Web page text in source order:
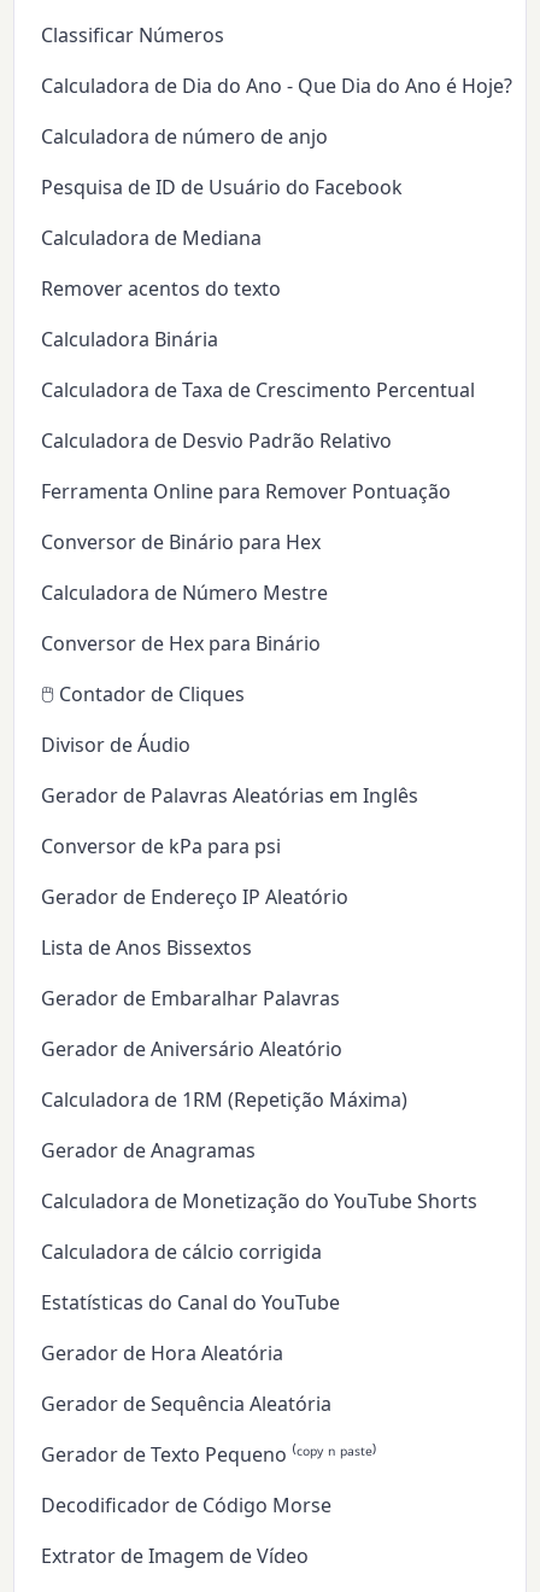
Classificar Números
Calculadora de Dia do Ano - Que Dia do Ano é Hoje?
Calculadora de número de anjo
Pesquisa de ID de Usuário do Facebook
Calculadora de Mediana
Remover acentos do texto
Calculadora Binária
Calculadora de Taxa de Crescimento Percentual
Calculadora de Desvio Padrão Relativo
Ferramenta Online para Remover Pontuação
Conversor de Binário para Hex
Calculadora de Número Mestre
Conversor de Hex para Binário
🖱️ Contador de Cliques
Divisor de Áudio
Gerador de Palavras Aleatórias em Inglês
Conversor de kPa para psi
Gerador de Endereço IP Aleatório
Lista de Anos Bissextos
Gerador de Embaralhar Palavras
Gerador de Aniversário Aleatório
Calculadora de 1RM (Repetição Máxima)
Gerador de Anagramas
Calculadora de Monetização do YouTube Shorts
Calculadora de cálcio corrigida
Estatísticas do Canal do YouTube
Gerador de Hora Aleatória
Gerador de Sequência Aleatória
Gerador de Texto Pequeno ⁽ᶜᵒᵖʸ ⁿ ᵖᵃˢᵗᵉ⁾
Decodificador de Código Morse
Extrator de Imagem de Vídeo